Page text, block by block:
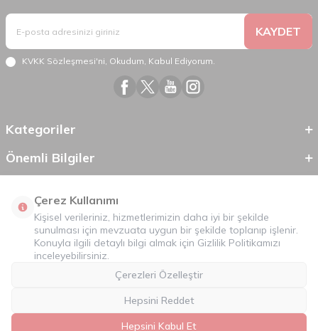
KAYDET
KVKK Sözleşmesi'ni, Okudum, Kabul Ediyorum.
Kategoriler
Önemli Bilgiler
©2026Tüm Hakkı Saklıdır.Mobilcadde.com
Çerez Kullanımı
Kişisel verileriniz, hizmetlerimizin daha iyi bir şekilde
sunulması için mevzuata uygun bir şekilde toplanıp işlenir.
Konuyla ilgili detaylı bilgi almak için Gizlilik Politikamızı
inceleyebilirsiniz.
Çerezleri Özelleştir
Hepsini Reddet
Hepsini Kabul Et